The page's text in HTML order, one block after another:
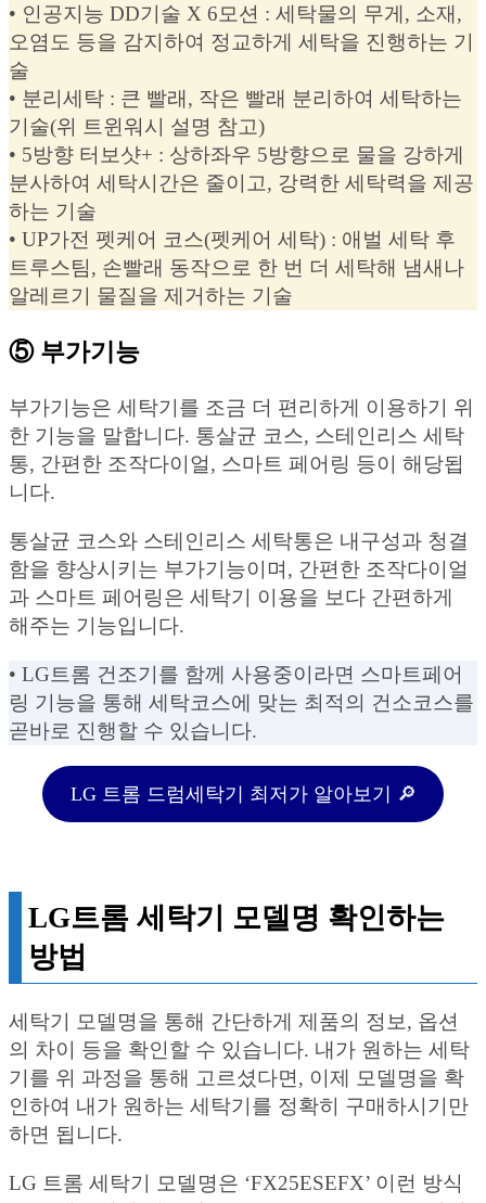
• 인공지능 DD기술 X 6모션 : 세탁물의 무게, 소재,
오염도 등을 감지하여 정교하게 세탁을 진행하는 기
술
• 분리세탁 : 큰 빨래, 작은 빨래 분리하여 세탁하는
기술(위 트윈워시 설명 참고)
• 5방향 터보샷+ : 상하좌우 5방향으로 물을 강하게
분사하여 세탁시간은 줄이고, 강력한 세탁력을 제공
하는 기술
• UP가전 펫케어 코스(펫케어 세탁) : 애벌 세탁 후
트루스팀, 손빨래 동작으로 한 번 더 세탁해 냄새나
알레르기 물질을 제거하는 기술
⑤ 부가기능
부가기능은 세탁기를 조금 더 편리하게 이용하기 위
한 기능을 말합니다. 통살균 코스, 스테인리스 세탁
통, 간편한 조작다이얼, 스마트 페어링 등이 해당됩
니다.
통살균 코스와 스테인리스 세탁통은 내구성과 청결
함을 향상시키는 부가기능이며, 간편한 조작다이얼
과 스마트 페어링은 세탁기 이용을 보다 간편하게
해주는 기능입니다.
• LG트롬 건조기를 함께 사용중이라면 스마트페어
링 기능을 통해 세탁코스에 맞는 최적의 건소코스를
곧바로 진행할 수 있습니다.
LG 트롬 드럼세탁기 최저가 알아보기 🔎
LG트롬 세탁기 모델명 확인하는
방법
세탁기 모델명을 통해 간단하게 제품의 정보, 옵션
의 차이 등을 확인할 수 있습니다. 내가 원하는 세탁
기를 위 과정을 통해 고르셨다면, 이제 모델명을 확
인하여 내가 원하는 세탁기를 정확히 구매하시기만
하면 됩니다.
LG 트롬 세탁기 모델명은 ‘FX25ESEFX’ 이런 방식